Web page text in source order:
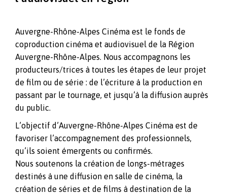
Auvergne-Rhône-Alpes Cinéma est le fonds de
coproduction cinéma et audiovisuel de la Région
Auvergne-Rhône-Alpes. Nous accompagnons les
producteurs/trices à toutes les étapes de leur projet
de film ou de série : de l’écriture à la production en
passant par le tournage, et jusqu’à la diffusion auprès
du public.
L’objectif d’Auvergne-Rhône-Alpes Cinéma est de
favoriser l’accompagnement des professionnels,
qu’ils soient émergents ou confirmés.
Nous soutenons la création de longs-métrages
destinés à une diffusion en salle de cinéma, la
création de séries et de films à destination de la